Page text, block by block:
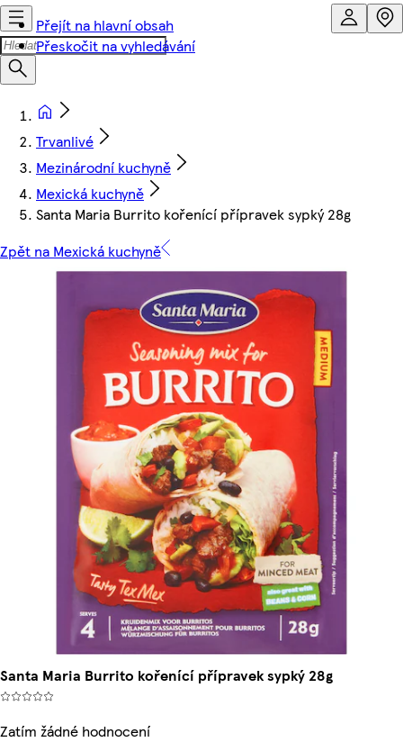
Přejít na hlavní obsah
Přeskočit na vyhledávání
Trvanlivé
Mezinárodní kuchyně
Mexická kuchyně
Santa Maria Burrito kořenící přípravek sypký 28g
Zpět na Mexická kuchyně
Santa Maria Burrito kořenící přípravek sypký 28g
Zatím žádné hodnocení